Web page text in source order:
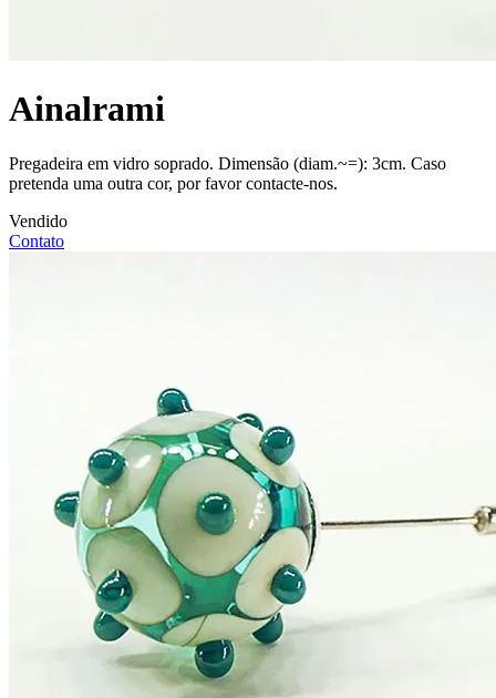
Ainalrami
Pregadeira em vidro soprado. Dimensão (diam.~=): 3cm. Caso
pretenda uma outra cor, por favor contacte-nos.
Vendido
Contato